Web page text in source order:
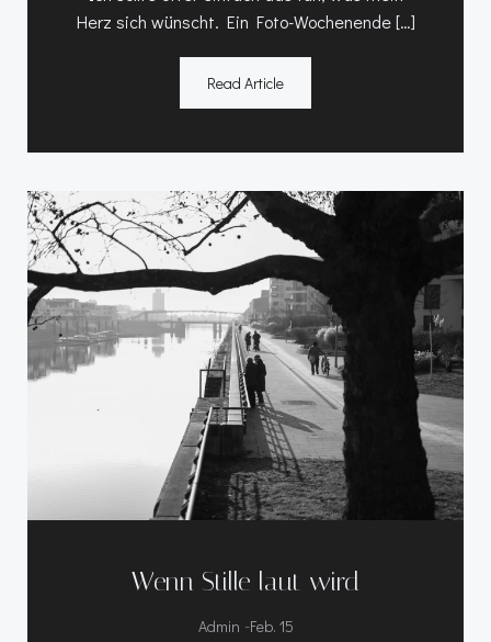
Herz sich wünscht. Ein Foto-Wochenende […]
Read Article
Wenn Stille laut wird
Admin -Feb. 15